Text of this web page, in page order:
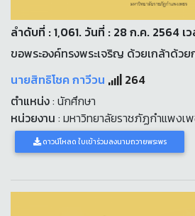
ลำดับที่ : 1,061. วันที่ : 28 ก.ค. 2564 เว
ขอพระองค์ทรงพระเจริญ ด้วยเกล้าด้วย
นายสิทธิโชค กาวีวน
264
ตำแหน่ง: นักศึกษา
หน่วยงาน : มหาวิทยาลัยราชภัฏกำแพงเ
ดาวน์โหลด ใบเข้าร่วมลงนามถวายพระพร